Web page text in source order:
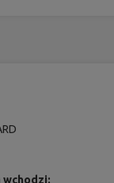
wchodzi: